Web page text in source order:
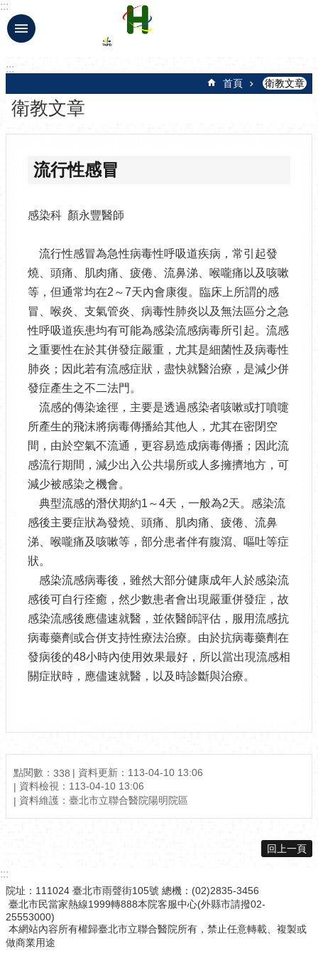
跳到主要內容區塊
:::
:::
首頁 衛教文章
衛教文章
流行性感冒
感染科 顏永豐醫師
流行性感冒為急性病毒性呼吸道疾病，常引起發
燒、頭痛、肌肉痛、疲倦、流鼻涕、喉嚨痛以及咳嗽
等，但通常均在2～7天內會康復。臨床上所謂的感
冒、喉炎、支氣管炎、病毒性肺炎以及無法區分之急
性呼吸道疾患均有可能為感染流感病毒所引起。流感
之重要性在於其併發症嚴重，尤其是細菌性及病毒性
肺炎；因此若有流感症狀，盡快就醫治療，是減少併
發症產生之不二法門。
流感的傳染途徑，主要是透過感染者咳嗽或打噴嚏
所產生的飛沫將病毒傳播給其他人，尤其在密閉空
間，由於空氣不流通，更容易造成病毒傳播；因此流
感流行期間，減少出入公共場所或人多擁擠地方，可
減少被感染之機會。
典型流感的潛伏期約1～4天，一般為2天。感染流
感後主要症狀為發燒、頭痛、肌肉痛、疲倦、流鼻
涕、喉嚨痛及咳嗽等，部分患者伴有腹瀉、嘔吐等症
狀。
感染流感病毒後，雖然大部分健康成年人於感染流
感後可自行痊癒，然少數患者會出現嚴重併發症，故
感染流感後應儘速就醫，並依醫師評估，服用流感抗
病毒藥劑或合併支持性療法治療。由於抗病毒藥劑在
發病後的48小時內使用效果最好，所以當出現流感相
關症狀時，應儘速就醫，以及時診斷與治療。
點閱數： 338
資料更新：113-04-10 13:06
資料檢視：113-04-10 13:06
資料維護：臺北市立聯合醫院陽明院區
回上一頁
:::
院址：111024 臺北市雨聲街105號 總機：(02)2835-3456
臺北市民當家熱線1999轉888本院客服中心(外縣市請撥02-
25553000)
本網站內容所有權歸臺北市立聯合醫院所有，禁止任意轉載、複製或
做商業用途